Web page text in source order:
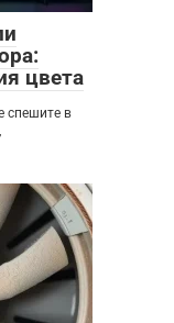
цвета
спешите в